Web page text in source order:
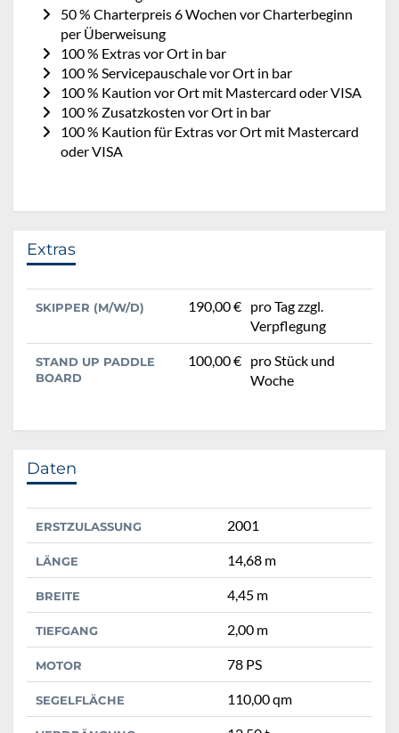
50 % Charterpreis 6 Wochen vor Charterbeginn
per Überweisung
100 % Extras vor Ort in bar
100 % Servicepauschale vor Ort in bar
100 % Kaution vor Ort mit Mastercard oder VISA
100 % Zusatzkosten vor Ort in bar
100 % Kaution für Extras vor Ort mit Mastercard
oder VISA
Extras
SKIPPER (M/W/D) 190,00 € pro Tag zzgl.
Verpflegung
STAND UP PADDLE
BOARD
100,00 € pro Stück und
Woche
Daten
ERSTZULASSUNG 2001
LÄNGE 14,68 m
BREITE 4,45 m
TIEFGANG 2,00 m
MOTOR 78 PS
SEGELFLÄCHE 110,00 qm